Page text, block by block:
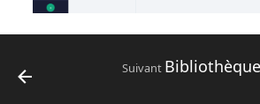
Suivant